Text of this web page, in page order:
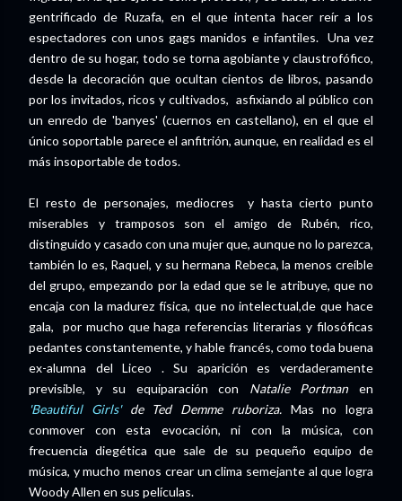
gentrificado de Ruzafa, en el que intenta hacer reír a los
espectadores con unos gags manidos e infantiles. Una vez
dentro de su hogar, todo se torna agobiante y claustrofófico,
desde la decoración que ocultan cientos de libros, pasando
por los invitados, ricos y cultivados, asfixiando al público con
un enredo de 'banyes' (cuernos en castellano), en el que el
único soportable parece el anfitrión, aunque, en realidad es el
más insoportable de todos.
El resto de personajes, mediocres y hasta cierto punto
miserables y tramposos son el amigo de Rubén, rico,
distinguido y casado con una mujer que, aunque no lo parezca,
también lo es, Raquel, y su hermana Rebeca, la menos creíble
del grupo, empezando por la edad que se le atribuye, que no
encaja con la madurez física, que no intelectual,de que hace
gala, por mucho que haga referencias literarias y filosóficas
pedantes constantemente, y hable francés, como toda buena
ex-alumna del Liceo . Su aparición es verdaderamente
previsible, y su equiparación con Natalie Portmanen
'Beautiful Girls'de Ted Demme ruboriza. Mas no logra
conmover con esta evocación, ni con la música, con
frecuencia diegética que sale de su pequeño equipo de
música, y mucho menos crear un clima semejante al que logra
Woody Allen en sus películas.